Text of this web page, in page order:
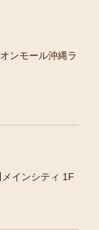
ンモール沖縄ラ
インシティ 1F